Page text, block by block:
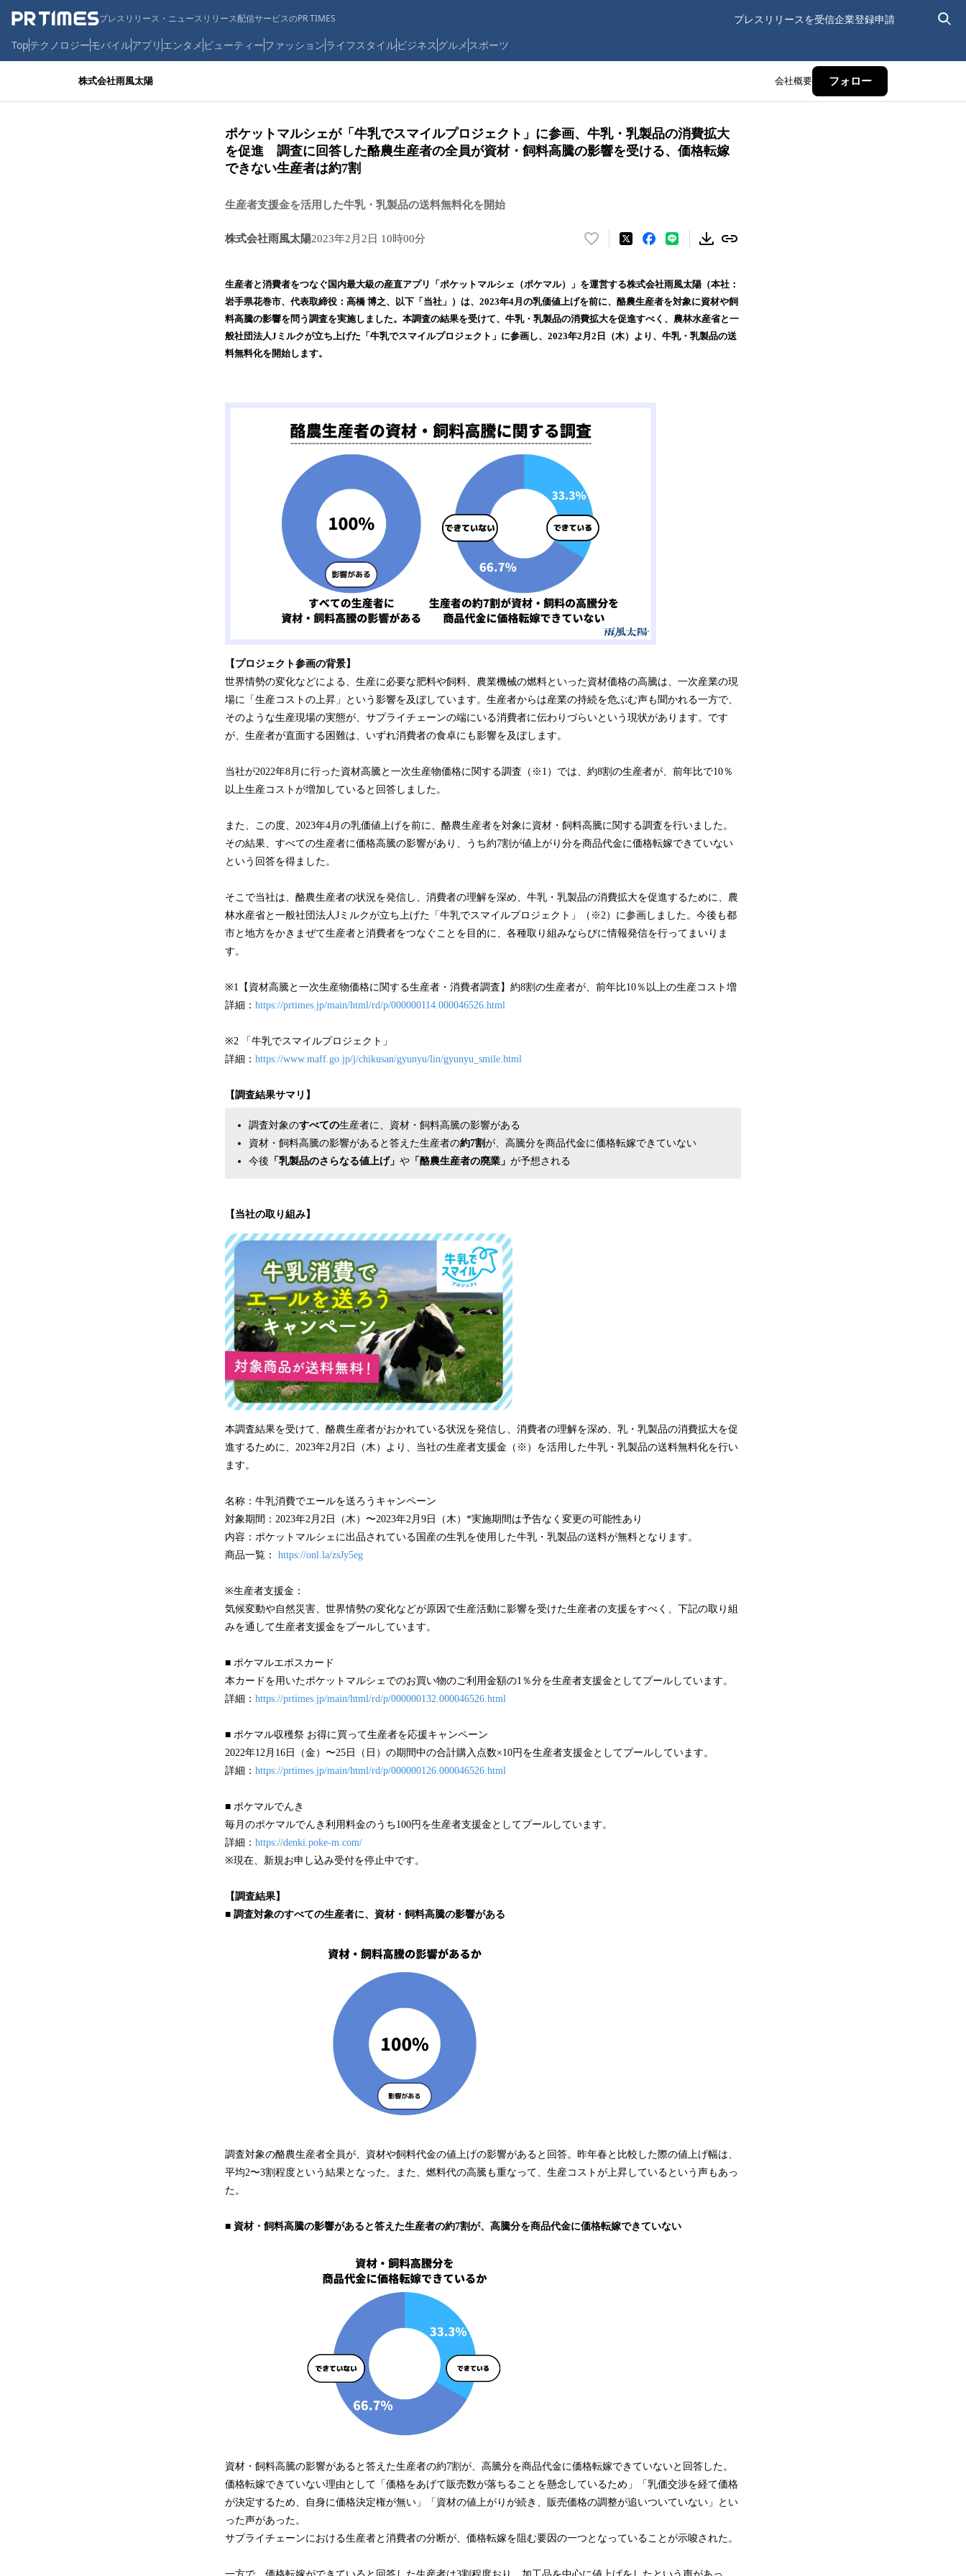
プレスリリース・ニュースリリース配信サービスのPR TIMES プレスリリースを受信企業登録申請
Topテクノロジーモバイルアプリ エンタメ ビューティーファッションライフスタイルビジネス グルメ スポーツ
株式会社雨風太陽 会社概要 フォロー
ポケットマルシェが「牛乳でスマイルプロジェクト」に参画、牛乳・乳製品の消費拡大
を促進 調査に回答した酪農生産者の全員が資材・飼料高騰の影響を受ける、価格転嫁
できない生産者は約7割
生産者支援金を活用した牛乳・乳製品の送料無料化を開始
株式会社雨風太陽2023年2月2日 10時00分
い
！
数
を
読
す
生産者と消費者をつなぐ国内最大級の産直アプリ「ポケットマルシェ（ポケマル）」を運営する株式会社雨風太陽（本社：
岩手県花巻市、代表取締役：高橋 博之、以下「当社」）は、2023年4月の乳価値上げを前に、酪農生産者を対象に資材や飼
料高騰の影響を問う調査を実施しました。本調査の結果を受けて、牛乳・乳製品の消費拡大を促進すべく、農林水産省と一
般社団法人Jミルクが立ち上げた「牛乳でスマイルプロジェクト」に参画し、2023年2月2日（木）より、牛乳・乳製品の送
料無料化を開始します。
【プロジェクト参画の背景】
世界情勢の変化などによる、生産に必要な肥料や飼料、農業機械の燃料といった資材価格の高騰は、一次産業の現
場に「生産コストの上昇」という影響を及ぼしています。生産者からは産業の持続を危ぶむ声も聞かれる一方で、
そのような生産現場の実態が、サプライチェーンの端にいる消費者に伝わりづらいという現状があります。です
が、生産者が直面する困難は、いずれ消費者の食卓にも影響を及ぼします。
当社が2022年8月に行った資材高騰と一次生産物価格に関する調査（※1）では、約8割の生産者が、前年比で10％
以上生産コストが増加していると回答しました。
また、この度、2023年4月の乳価値上げを前に、酪農生産者を対象に資材・飼料高騰に関する調査を行いました。
その結果、すべての生産者に価格高騰の影響があり、うち約7割が値上がり分を商品代金に価格転嫁できていない
という回答を得ました。
そこで当社は、酪農生産者の状況を発信し、消費者の理解を深め、牛乳・乳製品の消費拡大を促進するために、農
林水産省と一般社団法人Jミルクが立ち上げた「牛乳でスマイルプロジェクト」（※2）に参画しました。今後も都
市と地方をかきまぜて生産者と消費者をつなぐことを目的に、各種取り組みならびに情報発信を行ってまいりま
す。
※1【資材高騰と一次生産物価格に関する生産者・消費者調査】約8割の生産者が、前年比10％以上の生産コスト増
詳細： https://prtimes.jp/main/html/rd/p/000000114.000046526.html
※2 「牛乳でスマイルプロジェクト」
詳細： https://www.maff.go.jp/j/chikusan/gyunyu/lin/gyunyu_smile.html
【調査結果サマリ】
調査対象のすべての生産者に、資材・飼料高騰の影響がある
資材・飼料高騰の影響があると答えた生産者の約7割が、高騰分を商品代金に価格転嫁できていない
今後 「乳製品のさらなる値上げ」 や 「酪農生産者の廃業」 が予想される
【当社の取り組み】
本調査結果を受けて、酪農生産者がおかれている状況を発信し、消費者の理解を深め、乳・乳製品の消費拡大を促
進するために、2023年2月2日（木）より、当社の生産者支援金（※）を活用した牛乳・乳製品の送料無料化を行い
ます。
名称：牛乳消費でエールを送ろうキャンペーン
対象期間：2023年2月2日（木）〜2023年2月9日（木）*実施期間は予告なく変更の可能性あり
内容：ポケットマルシェに出品されている国産の生乳を使用した牛乳・乳製品の送料が無料となります。
商品一覧： https://onl.la/zsJy5eg
※生産者支援金：
気候変動や自然災害、世界情勢の変化などが原因で生産活動に影響を受けた生産者の支援をすべく、下記の取り組
みを通して生産者支援金をプールしています。
■ ポケマルエポスカード
本カードを用いたポケットマルシェでのお買い物のご利用金額の1％分を生産者支援金としてプールしています。
詳細： https://prtimes.jp/main/html/rd/p/000000132.000046526.html
■ ポケマル収穫祭 お得に買って生産者を応援キャンペーン
2022年12月16日（金）〜25日（日）の期間中の合計購入点数×10円を生産者支援金としてプールしています。
詳細： https://prtimes.jp/main/html/rd/p/000000126.000046526.html
■ ポケマルでんき
毎月のポケマルでんき利用料金のうち100円を生産者支援金としてプールしています。
詳細： https://denki.poke-m.com/
※現在、新規お申し込み受付を停止中です。
【調査結果】
■ 調査対象のすべての生産者に、資材・飼料高騰の影響がある
調査対象の酪農生産者全員が、資材や飼料代金の値上げの影響があると回答。昨年春と比較した際の値上げ幅は、
平均2〜3割程度という結果となった。また、燃料代の高騰も重なって、生産コストが上昇しているという声もあっ
た。
■ 資材・飼料高騰の影響があると答えた生産者の約7割が、高騰分を商品代金に価格転嫁できていない
資材・飼料高騰の影響があると答えた生産者の約7割が、高騰分を商品代金に価格転嫁できていないと回答した。
価格転嫁できていない理由として「価格をあげて販売数が落ちることを懸念しているため」「乳価交渉を経て価格
が決定するため、自身に価格決定権が無い」「資材の値上がりが続き、販売価格の調整が追いついていない」とい
った声があった。
サプライチェーンにおける生産者と消費者の分断が、価格転嫁を阻む要因の一つとなっていることが示唆された。